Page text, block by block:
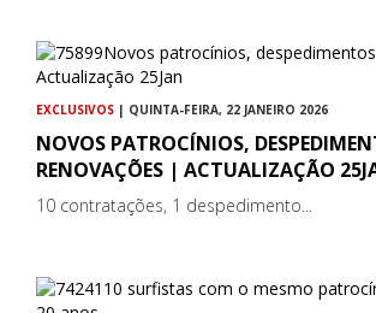
EXCLUSIVOS | QUINTA-FEIRA, 22 JANEIRO 2026
NOVOS PATROCÍNIOS,
RENOVAÇÕES | ACTUALIZAÇÃO
10 contratações, 1 despedimento...